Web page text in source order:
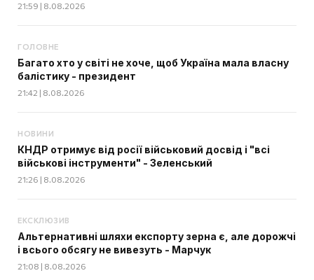
21:59 | 8.08.2026
ГОЛОВНЕ
Багато хто у світі не хоче, щоб Україна мала власну
балістику - президент
21:42 | 8.08.2026
НОВИНИ
КНДР отримує від росії військовий досвід і "всі
військові інструменти" - Зеленський
21:26 | 8.08.2026
ЕКСКЛЮЗИВ
Альтернативні шляхи експорту зерна є, але дорожчі
і всього обсягу не вивезуть - Марчук
21:08 | 8.08.2026